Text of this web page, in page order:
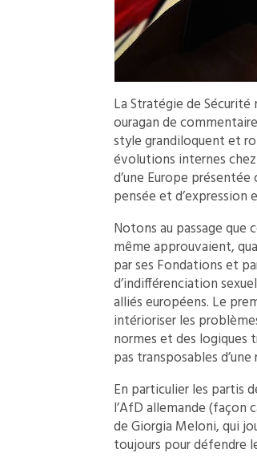
La Stratégie de
ouragan de
style grandiloquent et
évolutions internes
d’une Europe
pensée et
Notons au passage
même approuvaient,
par ses Fondations et
d’indifférenciation
alliés européens. Le
intérioriser les
normes et des logiques
pas transposables
En particulier les partis
l’AfD allemande (façon
de Giorgia Meloni, qui
toujours pour défendre